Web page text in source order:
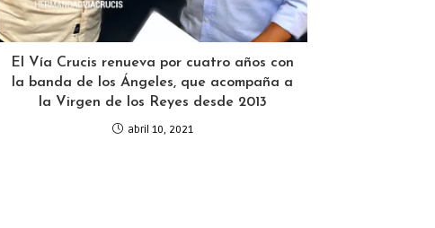
El Vía Crucis renueva por cuatro años con
la banda de los Ángeles, que acompaña a
la Virgen de los Reyes desde 2013
abril 10, 2021